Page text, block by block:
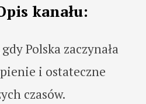
kanału:
Polska zaczynała
i ostateczne
czasów.